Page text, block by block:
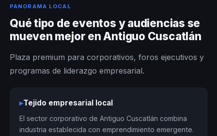
PANORAMA LOCAL
Qué tipo de eventos y audiencias se
mueven mejor en Antiguo Cuscatlán
Plaza premium para corporativos, foros ejecutivos y
programas de liderazgo empresarial.
▸Tejido empresarial local
El sector corporativo de Antiguo Cuscatlán combina
industria establecida con emprendimiento emergente.